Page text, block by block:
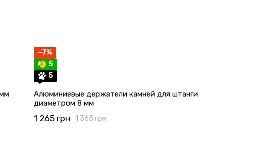
−7%
5
5
Алюминиевые держатели камней для штанги
диаметром 8 мм
1 365 грн
1 265 грн